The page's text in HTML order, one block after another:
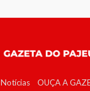
Notícias OUÇA A